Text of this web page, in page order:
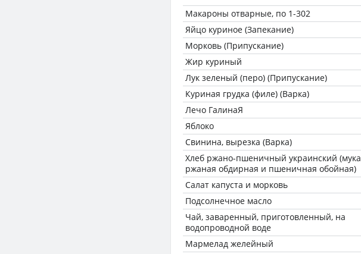
Макароны отварные, по 1-302
Яйцо куриное (Запекание)
Морковь (Припускание)
Жир куриный
Лук зеленый (перо) (Припускание)
Куриная грудка (филе) (Варка)
Лечо ГалинаЯ
Яблоко
Свинина, вырезка (Варка)
Хлеб ржано-пшеничный украинский (мука
ржаная обдирная и пшеничная обойная)
Салат капуста и морковь
Подсолнечное масло
Чай, заваренный, приготовленный, на
водопроводной воде
Мармелад желейный